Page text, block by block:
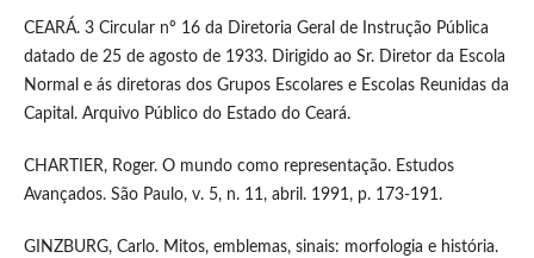
CEARÁ. 3 Circular nº 16 da Diretoria Geral de Instrução Pública
datado de 25 de agosto de 1933. Dirigido ao Sr. Diretor da Escola
Normal e ás diretoras dos Grupos Escolares e Escolas Reunidas da
Capital. Arquivo Público do Estado do Ceará.
CHARTIER, Roger. O mundo como representação. Estudos
Avançados. São Paulo, v. 5, n. 11, abril. 1991, p. 173-191.
GINZBURG, Carlo. Mitos, emblemas, sinais: morfologia e história.